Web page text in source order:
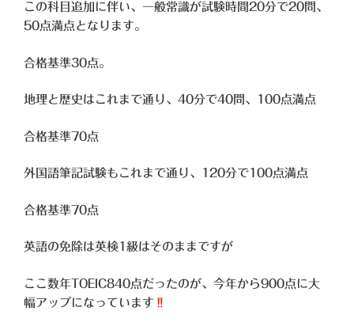
この科目追加に伴い、一般常識が試験時間20分で20問、
50点満点となります。
合格基準30点。
地理と歴史はこれまで通り、40分で40問、100点満点
合格基準70点
外国語筆記試験もこれまで通り、120分で100点満点
合格基準70点
英語の免除は英検1級はそのままですが
ここ数年TOEIC840点だったのが、 今年から900点に大
幅アップになっています ‼